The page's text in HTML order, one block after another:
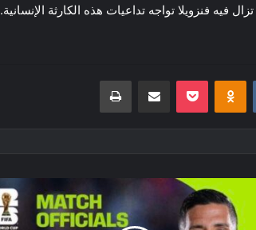
فيه فنزويلا تواجه تداعيات هذه الكارثة الإنسانية.
Odnoklassniki
‫Pocket مشاركة عبر البريد طباعة